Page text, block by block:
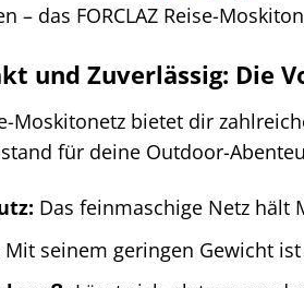
– das FORCLAZ Reise-
und Zuverlässig: Die
Moskitonetz bietet dir
für deine Outdoor-
Das feinmaschige Netz hält
Mit seinem geringen Gewicht